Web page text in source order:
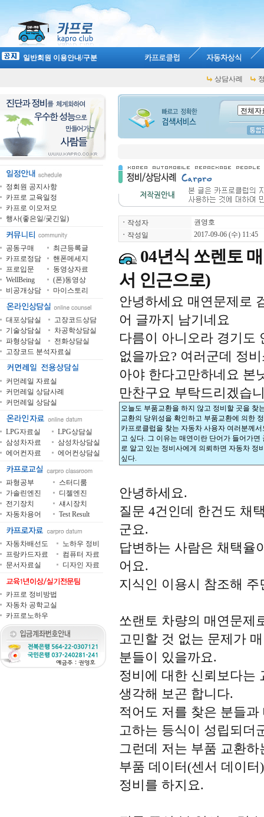
일반회원 이용안내/구분
상담사례
정회원 공지사항
카프로 교육일정
카프로 이모저모
행사(좋은일/궂긴일)
공동구매
최근등록글
카프로정담
핸폰메세지
프로입문
동영상자료
WellBeing
(폰)동영상
비공개상담
마이스토리
대포상담실
고장코드상담
기술상담실
차공학상담실
파형상담실
전화상담실
고장코드 분석자료실
커먼레일 자료실
커먼레일 상담사례
커먼레일 상담실
LPG자료실
LPG상담실
삼성차자료
삼성차상담실
에어컨자료
에어컨상담실
파형공부
스터디룸
가솔린엔진
디젤엔진
전기장치
섀시장치
자동차용어
Test Result
자동차배선도
노하우 정비
프랑카드자료
컴퓨터 자료
문서자료실
디자인 자료
카프로 정비방법
자동차 공학교실
카프로노하우
ㆍ 작성자
권영호
ㆍ 작성일 2017-09-06 (수) 11:45
04년식 쏘렌토
서 인근으로)
안녕하세요 매연문제로
어 글까지 남기네요
다름이 아니오라 경기도
없을까요? 여러군데 정
아야 한다고만하네요 본
만찬구요 부탁드리겠습
오늘도 부품교환을 하지 않고 정비할 곳을 찾
교환의 당위성을 확인하고 부품교환에 의한
카프로클럽을 찾는 자동차 사용자 여러분께
고 싶다. 그 이유는 매연이란 단어가 들어가
로 알고 있는 정비사에게 의뢰하면 자동차 정
싶다.
안녕하세요.
질문 4건인데 한건도 채
군요.
답변하는 사람은 채택율
어요.
지식인 이용시 참조해
쏘랜토 차량의 매연문제
고민할 것 없는 문제가
분들이 있을까요.
정비에 대한 신뢰보다는
생각해 보곤 합니다.
적어도 저를 찾은 분들
고하는 등식이 성립되더
그런데 저는 부품 교환
부품 데이터(센서 데이
정비를 하지요.